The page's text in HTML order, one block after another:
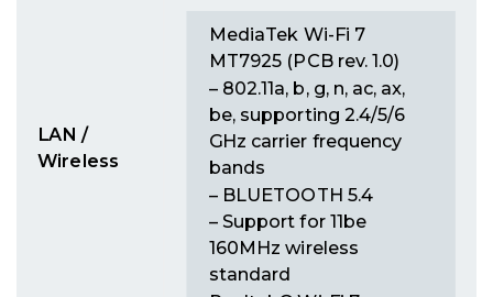
LAN /
Wireless
MediaTek Wi-Fi 7
MT7925 (PCB rev. 1.0)
– 802.11a, b, g, n, ac, ax,
be, supporting 2.4/5/6
GHz carrier frequency
bands
– BLUETOOTH 5.4
– Support for 11be
160MHz wireless
standard